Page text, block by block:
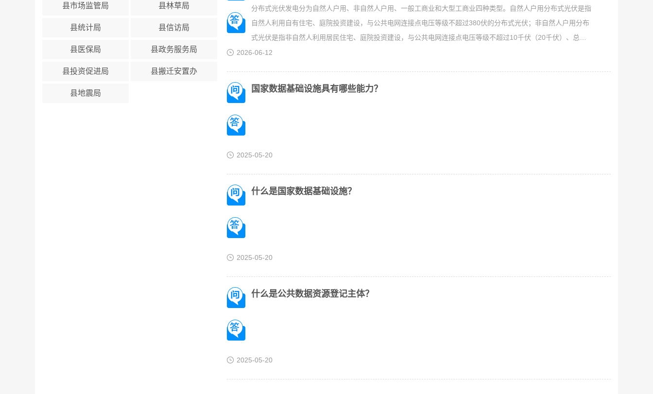
县市场监管局 县林草局
县统计局 县信访局
县医保局 县政务服务局
县投资促进局 县搬迁安置办
县地震局
分布式光伏发电分为自然人户用、非自然人户用、一般工商业和大型工商业四种类型。自然人户用分布式光伏是指
自然人利用自有住宅、庭院投资建设，与公共电网连接点电压等级不超过380伏的分布式光伏；非自然人户用分布
式光伏是指非自然人利用居民住宅、庭院投资建设，与公共电网连接点电压等级不超过10千伏（20千伏）、总装
机容量不超过6兆瓦的分布式光伏；一般工商业分布式光伏是指利用党政机关、学校、医院、市政、文化、体育设
2026-06-12
国家数据基础设施具有哪些能力？
2025-05-20
什么是国家数据基础设施？
2025-05-20
什么是公共数据资源登记主体？
2025-05-20